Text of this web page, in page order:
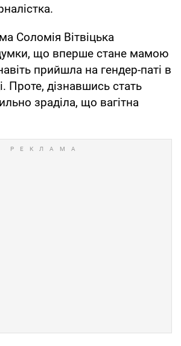
Соломія Вітвіцька
що вперше стане мамою
прийшла на гендер-паті в
Проте, дізнавшись стать
зраділа, що вагітна